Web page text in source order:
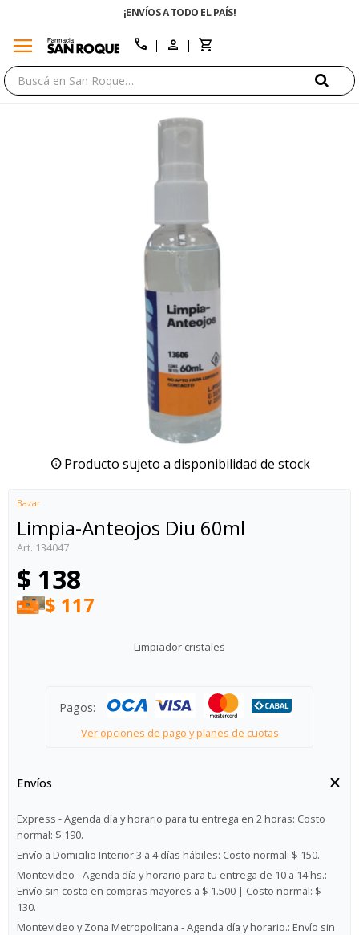
¡ENVÍOS A TODO EL PAÍS!
menu call
Producto sujeto a disponibilidad de stock
Bazar
Limpia-Anteojos Diu 60ml
134047
$ 138
$ 117
Limpiador cristales
Pagos:
Ver opciones de pago y planes de cuotas
Envíos
Express - Agenda día y horario para tu entrega en 2 horas: Costo
normal: $ 190.
Envío a Domicilio Interior 3 a 4 días hábiles: Costo normal: $ 150.
Montevideo - Agenda día y horario para tu entrega de 10 a 14 hs.:
Envío sin costo en compras mayores a $ 1.500 | Costo normal: $
130.
Montevideo y Zona Metropolitana - Agenda día y horario.: Envío sin
close